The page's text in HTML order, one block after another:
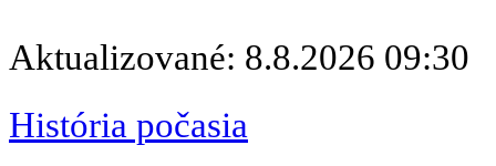
Aktualizované: 8.8.2026 09:30
História počasia